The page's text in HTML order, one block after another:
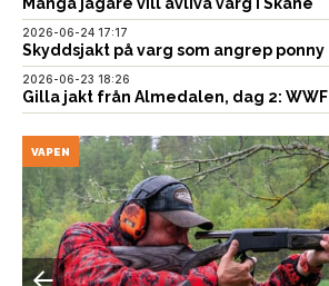
2026-06-24 17:17
Skyddsjakt på varg som angrep ponny
2026-06-23 18:26
Gilla jakt från Almedalen, dag 2: WWF
VAPEN